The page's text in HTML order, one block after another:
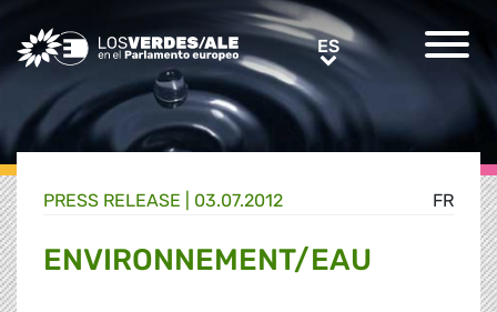
Greens/EFA Home ESES
FR
PRESS RELEASE | 03.07.2012
ENVIRONNEMENT/EAU